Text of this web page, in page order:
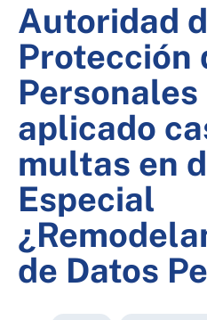
Autoridad
Protección
Personales
aplicado
multas en
Especial
de Datos